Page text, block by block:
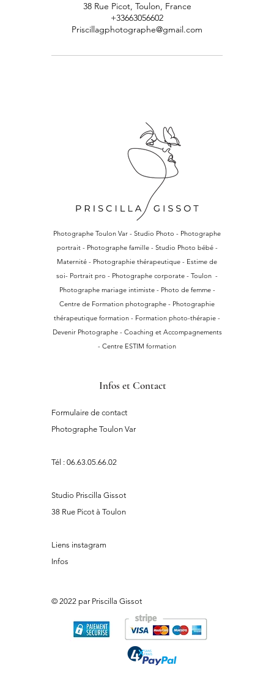
38 Rue Picot, Toulon, France
+33663056602
Priscillagphotographe@gmail.com
Photographe Toulon Var - Studio Photo - Photographe
portrait - Photographe famille - Studio Photo bébé -
Maternité - Photographie thérapeutique - Estime de
soi- Portrait pro - Photographe corporate - Toulon -
Photographe mariage intimiste - Photo de femme -
Centre de Formation photographe - Photographie
thérapeutique formation - Formation photo-thérapie -
Devenir Photographe - Coaching et Accompagnements
- Centre ESTIM formation
Infos et Contact
Formulaire de contact
Photographe Toulon Var
Tél : 06.63.05.66.02
Studio Priscilla Gissot
38 Rue Picot à Toulon
Liens instagram
Infos
© 2022 par Priscilla Gissot